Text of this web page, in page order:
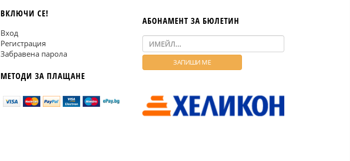
ВКЛЮЧИ СЕ!
Вход
Регистрация
Забравена парола
МЕТОДИ ЗА ПЛАЩАНЕ
АБОНАМЕНТ ЗА БЮЛЕТИН